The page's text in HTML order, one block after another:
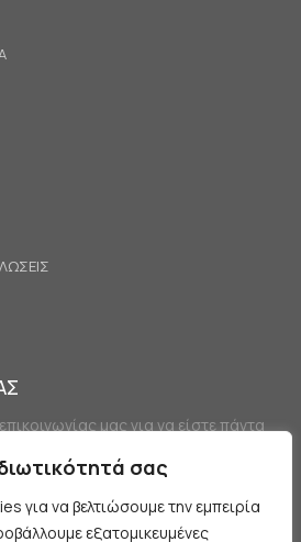
σας
για να βελτιώσουμε την εμπειρία
εξατομικευμένες
μας για να είστε πάντα